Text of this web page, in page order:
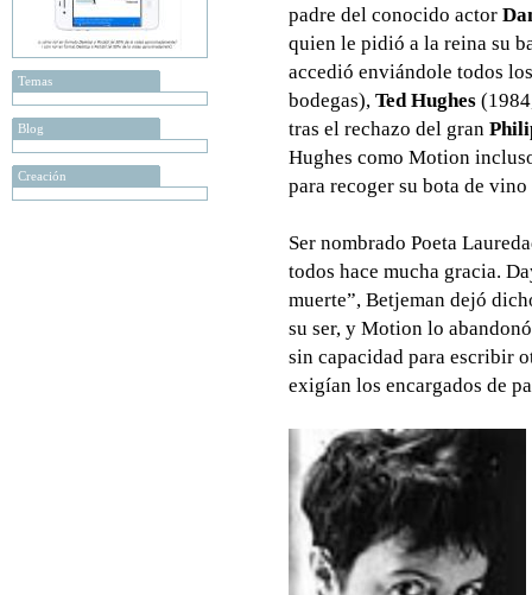
Temas
Blog
Creación
padre del conocido actor
quien le pidió a la reina su
accedió enviándole todos
bodegas), Ted Hughes
tras el rechazo del gran
Hughes como Motion
para recoger su bota de vino
Ser nombrado Poeta
todos hace mucha gracia.
muerte”, Betjeman dejó
su ser, y Motion lo
sin capacidad para escribir
exigían los encargados de